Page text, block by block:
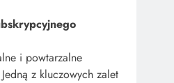
i powtarzalne
z kluczowych zalet